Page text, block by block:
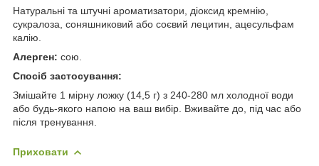
Натуральні та штучні ароматизатори, діоксид кремнію,
сукралоза, соняшниковий або соєвий лецитин, ацесульфам
калію.
Алерген: сою.
Спосіб застосування:
Змішайте 1 мірну ложку (14,5 г) з 240-280 мл холодної води
або будь-якого напою на ваш вибір. Вживайте до, під час або
після тренування.
Приховати